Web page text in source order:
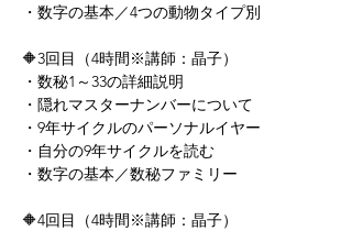
・数字の基本／4つの動物タイプ別
🔶3回目（4時間※講師：晶子）
・数秘1～33の詳細説明
・隠れマスターナンバーについて
・9年サイクルのパーソナルイヤー
・自分の9年サイクルを読む
・数字の基本／数秘ファミリー
🔶4回目（4時間※講師：晶子）